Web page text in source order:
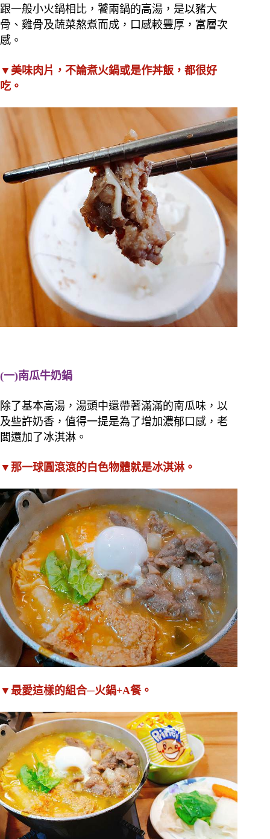
跟一般小火鍋相比，饕兩鍋的高湯，是以豬大
骨、雞骨及蔬菜熬煮而成，口感較豐厚，富層次
感。
▼美味肉片，不論煮火鍋或是作丼飯，都很好
吃。
(一)南瓜牛奶鍋
除了基本高湯，湯頭中還帶著滿滿的南瓜味，以
及些許奶香，值得一提是為了增加濃郁口感，老
闆還加了冰淇淋。
▼那一球圓滾滾的白色物體就是冰淇淋。
▼最愛這樣的組合─火鍋+A餐。